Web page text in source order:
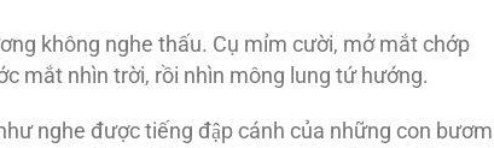
không nghe thấu. Cụ mỉm cười, mở mắt chớp
mắt nhìn trời, rồi nhìn mông lung tứ hướng.
nghe được tiếng đập cánh của những con bươm